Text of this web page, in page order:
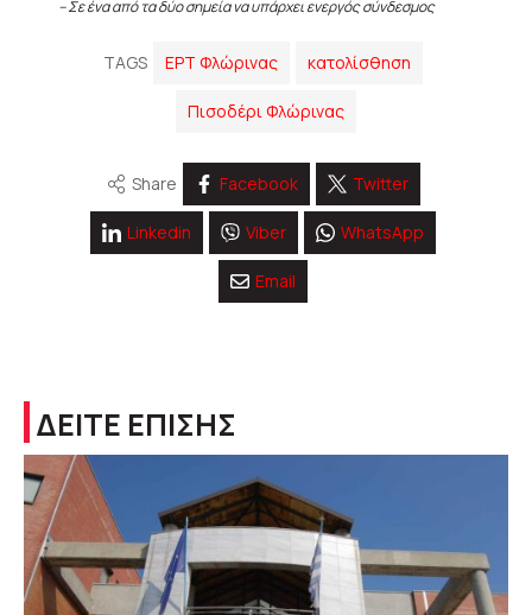
– Σε ένα από τα δύο σημεία να υπάρχει ενεργός σύνδεσμος
TAGS ΕΡΤ Φλώρινας κατολίσθηση
Πισοδέρι Φλώρινας
Share Facebook Twitter
Linkedin Viber WhatsApp
Email
ΔΕΙΤΕ ΕΠΙΣΗΣ